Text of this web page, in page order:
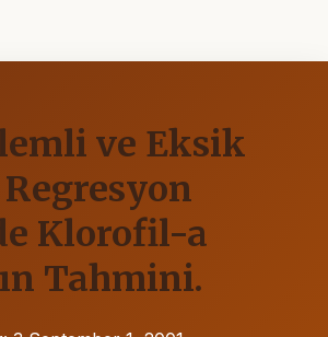
ve Eksik
Klorofil-a
Tahmini.